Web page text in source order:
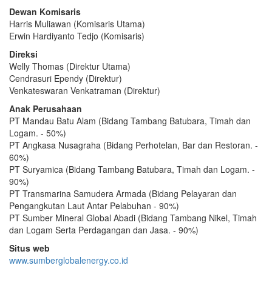
Dewan Komisaris
Harris Muliawan (Komisaris Utama)
Erwin Hardiyanto Tedjo (Komisaris)
Direksi
Welly Thomas (Direktur Utama)
Cendrasuri Ependy (Direktur)
Venkateswaran Venkatraman (Direktur)
Anak Perusahaan
PT Mandau Batu Alam (Bidang Tambang Batubara, Timah dan
Logam. - 50%)
PT Angkasa Nusagraha (Bidang Perhotelan, Bar dan Restoran. -
60%)
PT Suryamica (Bidang Tambang Batubara, Timah dan Logam. -
90%)
PT Transmarina Samudera Armada (Bidang Pelayaran dan
Pengangkutan Laut Antar Pelabuhan - 90%)
PT Sumber Mineral Global Abadi (Bidang Tambang Nikel, Timah
dan Logam Serta Perdagangan dan Jasa. - 90%)
Situs web
www.sumberglobalenergy.co.id